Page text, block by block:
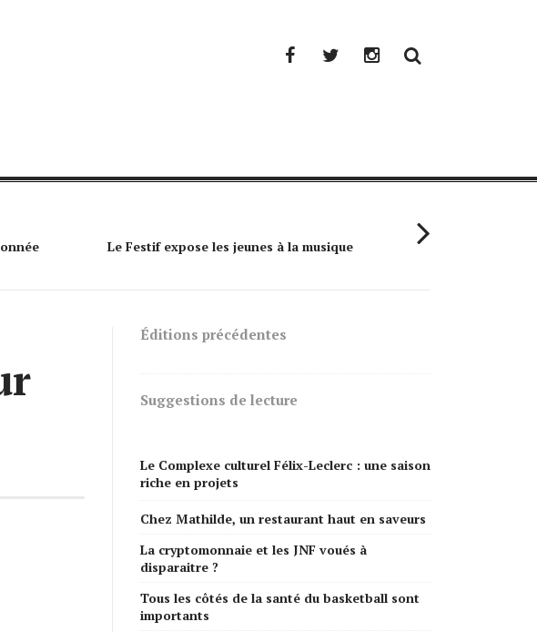
FacebookTwitterInstagram
Le Festif expose les jeunes à la musique
Éditions précédentes
Suggestions de lecture
Le Complexe culturel Félix-Leclerc : une saison
riche en projets
Chez Mathilde, un restaurant haut en saveurs
La cryptomonnaie et les JNF voués à
disparaitre ?
Tous les côtés de la santé du basketball sont
importants